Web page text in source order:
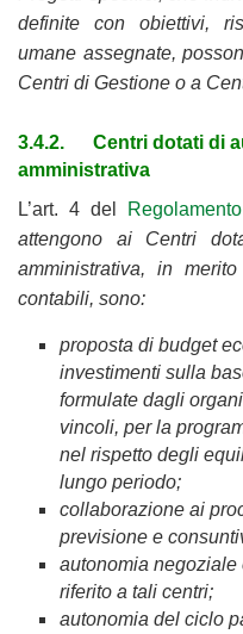
definite con obiettivi,
umane assegnate,
Centri di Gestione o a
3.4.2. Centri dotati di
amministrativa
L’art. 4 del
attengono ai Centri
amministrativa, in
contabili, sono:
proposta di budget
investimenti sulla
formulate dagli
vincoli, per la
nel rispetto degli
lungo periodo;
collaborazione ai
previsione e
autonomia
riferito a tali centri;
autonomia del ciclo